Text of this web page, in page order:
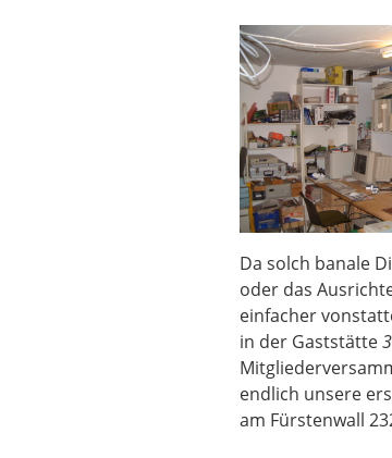
Da solch banale
oder das
einfacher
in der Gaststätte
endlich unsere
am Fürstenwall